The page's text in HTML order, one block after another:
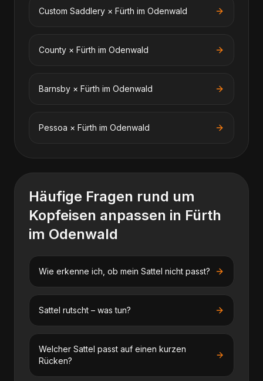
Custom Saddlery × Fürth im Odenwald
County × Fürth im Odenwald
Barnsby × Fürth im Odenwald
Pessoa × Fürth im Odenwald
Häufige Fragen rund um
Kopfeisen anpassen in Fürth
im Odenwald
Wie erkenne ich, ob mein Sattel nicht passt?
Sattel rutscht – was tun?
Welcher Sattel passt auf einen kurzen
Rücken?